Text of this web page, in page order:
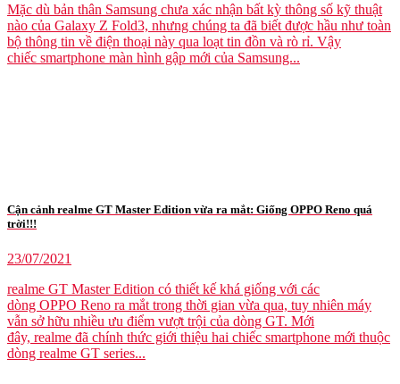
Mặc dù bản thân Samsung chưa xác nhận bất kỳ thông số kỹ thuật
nào của Galaxy Z Fold3, nhưng chúng ta đã biết được hầu như toàn
bộ thông tin về điện thoại này qua loạt tin đồn và rò rỉ. Vậy
chiếc smartphone màn hình gập mới của Samsung...
Cận cảnh realme GT Master Edition vừa ra mắt: Giống OPPO Reno quá
trời!!!
23/07/2021
realme GT Master Edition có thiết kế khá giống với các
dòng OPPO Reno ra mắt trong thời gian vừa qua, tuy nhiên máy
vẫn sở hữu nhiều ưu điểm vượt trội của dòng GT. Mới
đây, realme đã chính thức giới thiệu hai chiếc smartphone mới thuộc
dòng realme GT series...